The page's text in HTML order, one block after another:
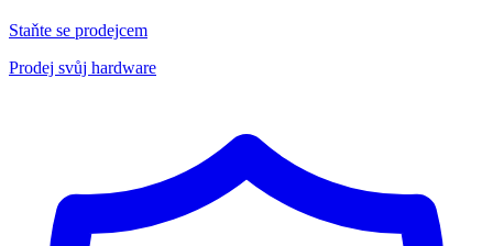
Staňte se prodejcem
Prodej svůj hardware